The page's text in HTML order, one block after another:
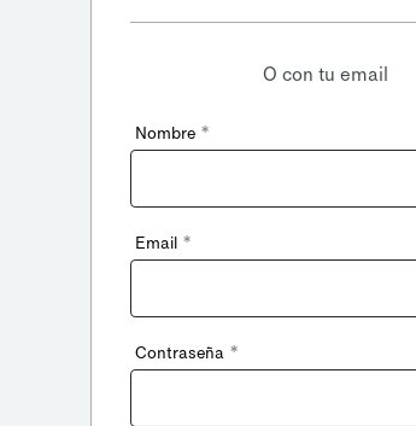
O con tu email
Nombre *
Email *
Contraseña *